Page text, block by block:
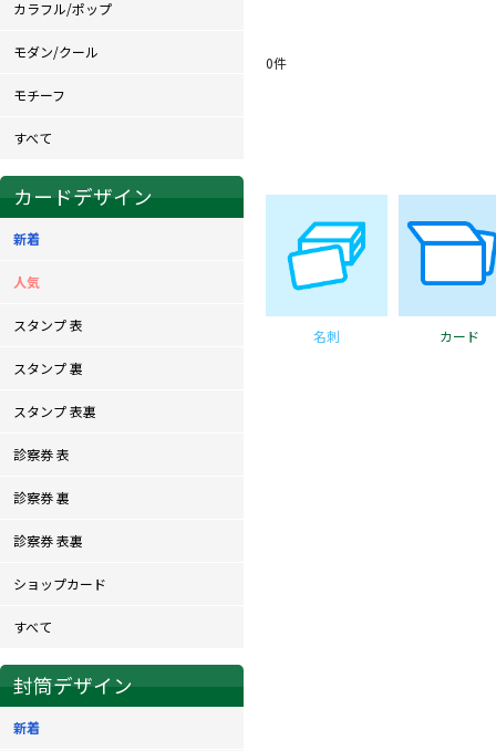
0件
名刺 カード
カラフル/ポップ
モダン/クール
モチーフ
すべて
カードデザイン
新着
人気
スタンプ 表
スタンプ 裏
スタンプ 表裏
診察券 表
診察券 裏
診察券 表裏
ショップカード
すべて
封筒デザイン
新着